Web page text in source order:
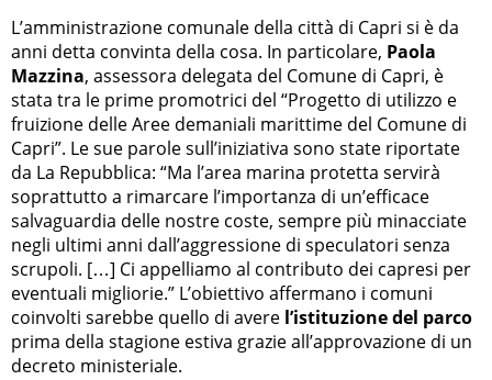
L’amministrazione comunale della città di Capri si è da
anni detta convinta della cosa. In particolare, Paola
Mazzina, assessora delegata del Comune di Capri, è
stata tra le prime promotrici del “Progetto di utilizzo e
fruizione delle Aree demaniali marittime del Comune di
Capri”. Le sue parole sull’iniziativa sono state riportate
da La Repubblica: “Ma l’area marina protetta servirà
soprattutto a rimarcare l’importanza di un’efficace
salvaguardia delle nostre coste, sempre più minacciate
negli ultimi anni dall’aggressione di speculatori senza
scrupoli. […] Ci appelliamo al contributo dei capresi per
eventuali migliorie.” L’obiettivo affermano i comuni
coinvolti sarebbe quello di avere l’istituzione del parco
prima della stagione estiva grazie all’approvazione di un
decreto ministeriale.